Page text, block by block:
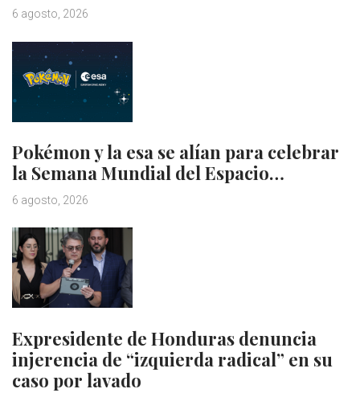
6 agosto, 2026
Pokémon y la esa se alían para celebrar
la Semana Mundial del Espacio…
6 agosto, 2026
Expresidente de Honduras denuncia
injerencia de “izquierda radical” en su
caso por lavado